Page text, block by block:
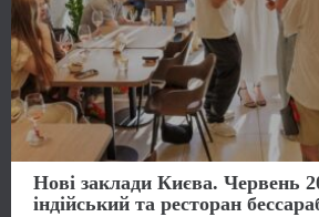
Нові заклади Києва. Червень
індійський та ресторан